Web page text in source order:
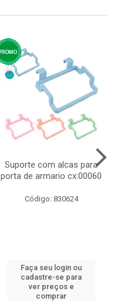
Suporte com alcas para
porta de armario cx:00060
Código: 830624
Faça seu login ou
cadastre-se para
ver preços e
comprar